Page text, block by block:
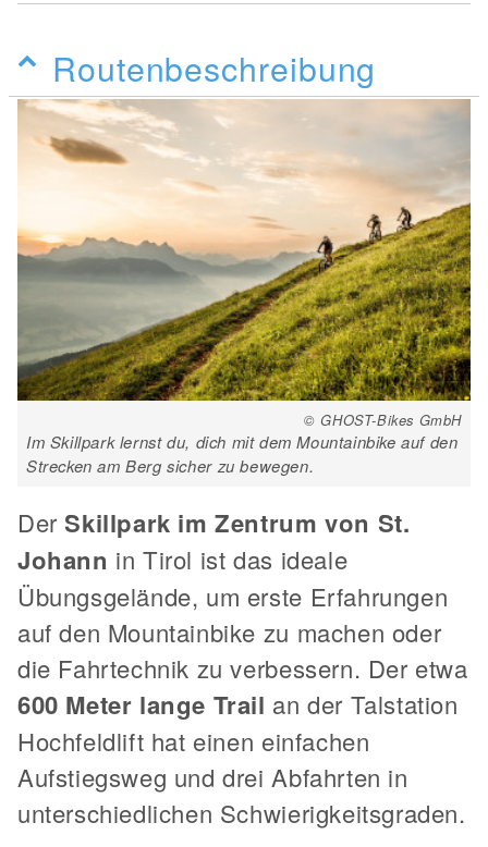
Routenbeschreibung
© GHOST-Bikes GmbH
Im Skillpark lernst du, dich mit dem Mountainbike auf den
Strecken am Berg sicher zu bewegen.
Der Skillpark im Zentrum von St.
Johann in Tirol ist das ideale
Übungsgelände, um erste Erfahrungen
auf den Mountainbike zu machen oder
die Fahrtechnik zu verbessern. Der etwa
600 Meter lange Trail an der Talstation
Hochfeldlift hat einen einfachen
Aufstiegsweg und drei Abfahrten in
unterschiedlichen Schwierigkeitsgraden.